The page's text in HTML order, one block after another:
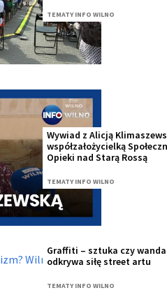
TEMATY INFO WILNO
Wywiad z Alicją
współzałożycielką
Opieki nad Starą Rossą
TEMATY INFO WILNO
Graffiti – sztuka czy
odkrywa siłę street artu
TEMATY INFO WILNO